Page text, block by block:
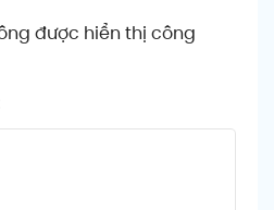
được hiển thị công